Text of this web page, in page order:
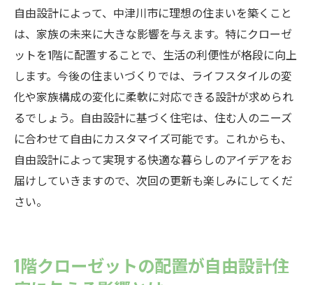
自由設計によって、中津川市に理想の住まいを築くこと
は、家族の未来に大きな影響を与えます。特にクローゼ
ットを1階に配置することで、生活の利便性が格段に向上
します。今後の住まいづくりでは、ライフスタイルの変
化や家族構成の変化に柔軟に対応できる設計が求められ
るでしょう。自由設計に基づく住宅は、住む人のニーズ
に合わせて自由にカスタマイズ可能です。これからも、
自由設計によって実現する快適な暮らしのアイデアをお
届けしていきますので、次回の更新も楽しみにしてくだ
さい。
1階クローゼットの配置が自由設計住